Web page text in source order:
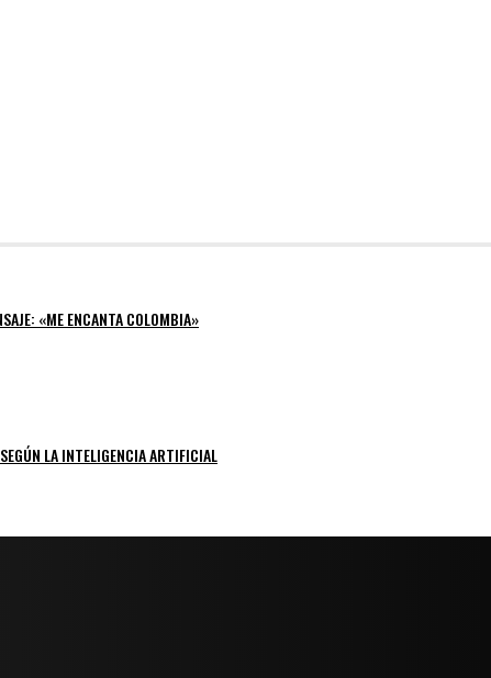
«ME ENCANTA COLOMBIA»
LA INTELIGENCIA ARTIFICIAL